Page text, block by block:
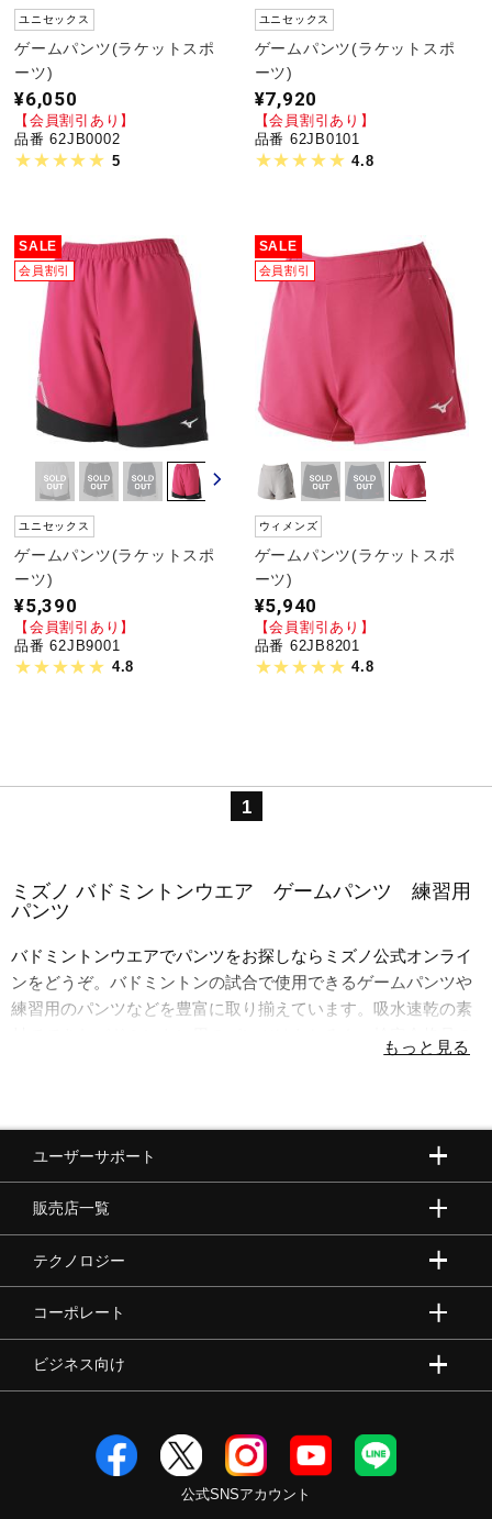
ユニセックス
ゲームパンツ(ラケットスポ
ーツ)
¥6,050
【会員割引あり】
品番 62JB0002
5
ユニセックス
ゲームパンツ(ラケットスポ
ーツ)
¥7,920
【会員割引あり】
品番 62JB0101
4.8
SALE
会員割引
ユニセックス
ゲームパンツ(ラケットスポ
ーツ)
¥5,390
【会員割引あり】
品番 62JB9001
4.8
SALE
会員割引
ウィメンズ
ゲームパンツ(ラケットスポ
ーツ)
¥5,940
【会員割引あり】
品番 62JB8201
4.8
1
ミズノ バドミントンウエア ゲームパンツ 練習用
パンツ
バドミントンウエアでパンツをお探しならミズノ公式オンライ
ンをどうぞ。バドミントンの試合で使用できるゲームパンツや
練習用のパンツなどを豊富に取り揃えています。吸水速乾の素
バドミントン用のパンツなど、ご自身の目的に合ったものから
ユーザーサポート
販売店一覧
テクノロジー
コーポレート
ビジネス向け
公式SNSアカウント